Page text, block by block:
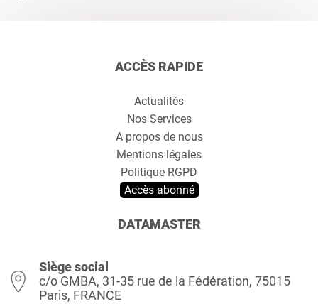
ACCÈS RAPIDE
Actualités
Nos Services
A propos de nous
Mentions légales
Politique RGPD
Accès abonné
DATAMASTER
Siège social
c/o GMBA, 31-35 rue de la Fédération, 75015
Paris, FRANCE